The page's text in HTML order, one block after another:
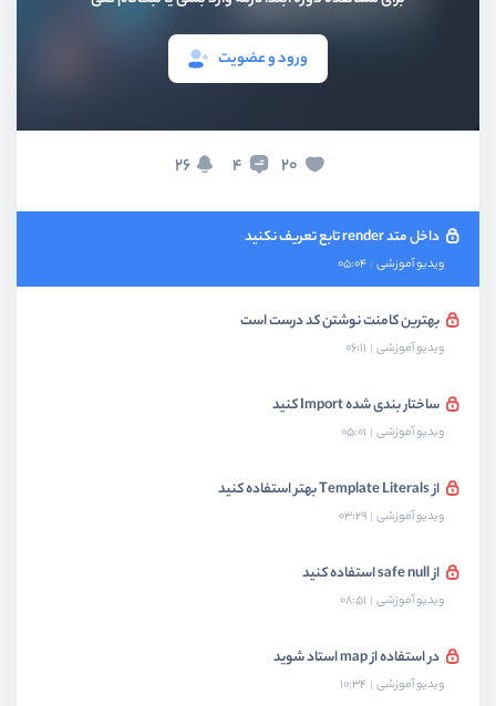
ورود و عضویت
20
4
26
ویدیو آموزشی
داخل متد render تابع تعریف نکنید
ویدیو آموزشی 05:04
بهترین کامنت نوشتن کد درست است
ویدیو آموزشی 06:11
ساختار بندی شده Import کنید
ویدیو آموزشی 05:01
از Template Literals بهتر استفاده کنید
ویدیو آموزشی 03:29
از safe null استفاده کنید
ویدیو آموزشی 08:51
در استفاده از map استاد شوید
ویدیو آموزشی 10:34